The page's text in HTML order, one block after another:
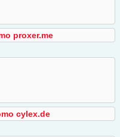
proxer.me
cylex.de